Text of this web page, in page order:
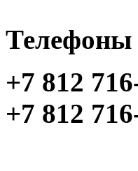
Телефоны
+7 812
+7 812